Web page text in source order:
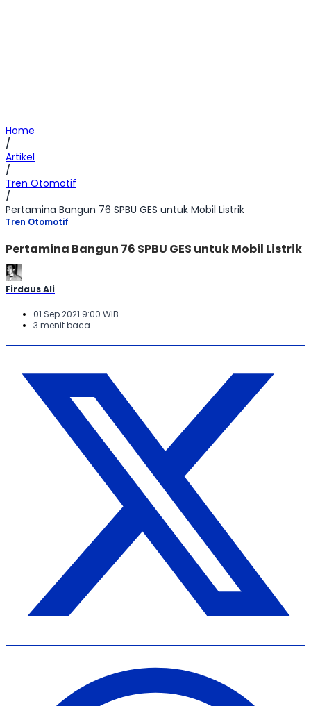
Home
/
Artikel
/
Tren Otomotif
/
Pertamina Bangun 76 SPBU GES untuk Mobil Listrik
Tren Otomotif
Pertamina Bangun 76 SPBU GES untuk Mobil Listrik
Firdaus Ali
01 Sep 2021 9:00 WIB
3 menit baca